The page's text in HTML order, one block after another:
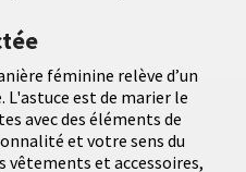
féminine relève d’un
L'astuce est de marier le
avec des éléments de
et votre sens du
vêtements et accessoires,